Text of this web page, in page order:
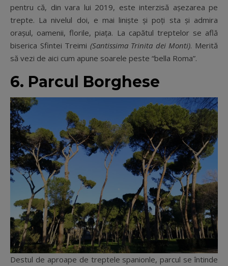
pentru că, din vara lui 2019, este interzisă așezarea pe
trepte. La nivelul doi, e mai liniște și poți sta și admira
orașul, oamenii, florile, piața. La capătul treptelor se află
biserica Sfintei Treimi (Santissima Trinita dei Monti). Merită
să vezi de aici cum apune soarele peste “bella Roma”.
6. Parcul Borghese
Destul de aproape de treptele spanionle, parcul se întinde